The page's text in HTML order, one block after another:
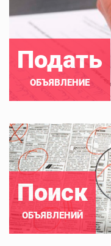
Подать
ОБЪЯВЛЕНИЕ
Поиск
ОБЪЯВЛЕНИЙ